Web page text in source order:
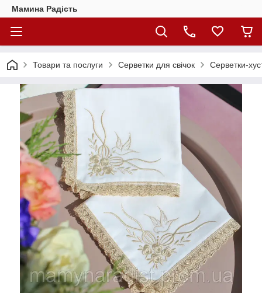
Мамина Радість
Товари та послуги Серветки для свічок Серветки-